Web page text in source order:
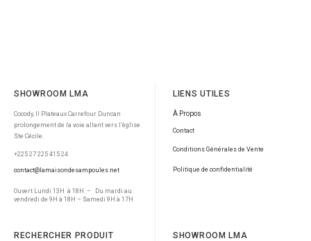
SHOWROOM LMA
Cocody, II Plateaux Carrefour Duncan
prolongement de la voie allant vers l’église
Ste Cécile.
+225 27 225 415 24
contact@lamaisondesampoules.net
Ouvert Lundi 13H à 18H – Du mardi au
vendredi de 9H à 18H – Samedi 9H à 17H
LIENS UTILES
À Propos
Contact
Conditions Générales de Vente
Politique de confidentialité
RECHERCHER PRODUIT SHOWROOM LMA